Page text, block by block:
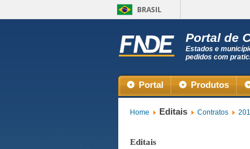
BRASIL
Portal de
Estados e
pedidos com
Portal Produtos
Home Editais Contratos
Editais